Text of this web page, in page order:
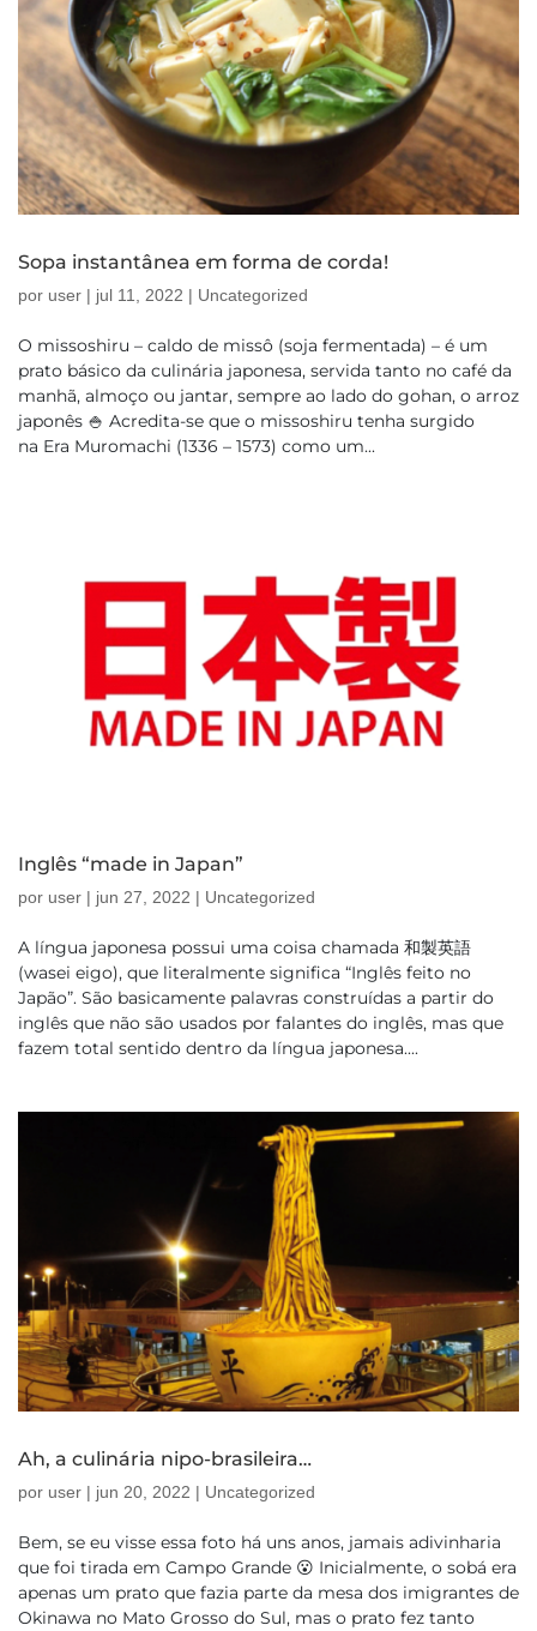
Sopa instantânea em forma de corda!
por user | jul 11, 2022 | Uncategorized
O missoshiru – caldo de missô (soja fermentada) – é um
prato básico da culinária japonesa, servida tanto no café da
manhã, almoço ou jantar, sempre ao lado do gohan, o arroz
japonês 🍚 Acredita-se que o missoshiru tenha surgido
na Era Muromachi (1336 – 1573) como um...
Inglês “made in Japan”
por user | jun 27, 2022 | Uncategorized
A língua japonesa possui uma coisa chamada 和製英語
(wasei eigo), que literalmente significa “Inglês feito no
Japão”. São basicamente palavras construídas a partir do
inglês que não são usados por falantes do inglês, mas que
fazem total sentido dentro da língua japonesa....
Ah, a culinária nipo-brasileira…
por user | jun 20, 2022 | Uncategorized
Bem, se eu visse essa foto há uns anos, jamais adivinharia
que foi tirada em Campo Grande 😮 Inicialmente, o sobá era
apenas um prato que fazia parte da mesa dos imigrantes de
Okinawa no Mato Grosso do Sul, mas o prato fez tanto